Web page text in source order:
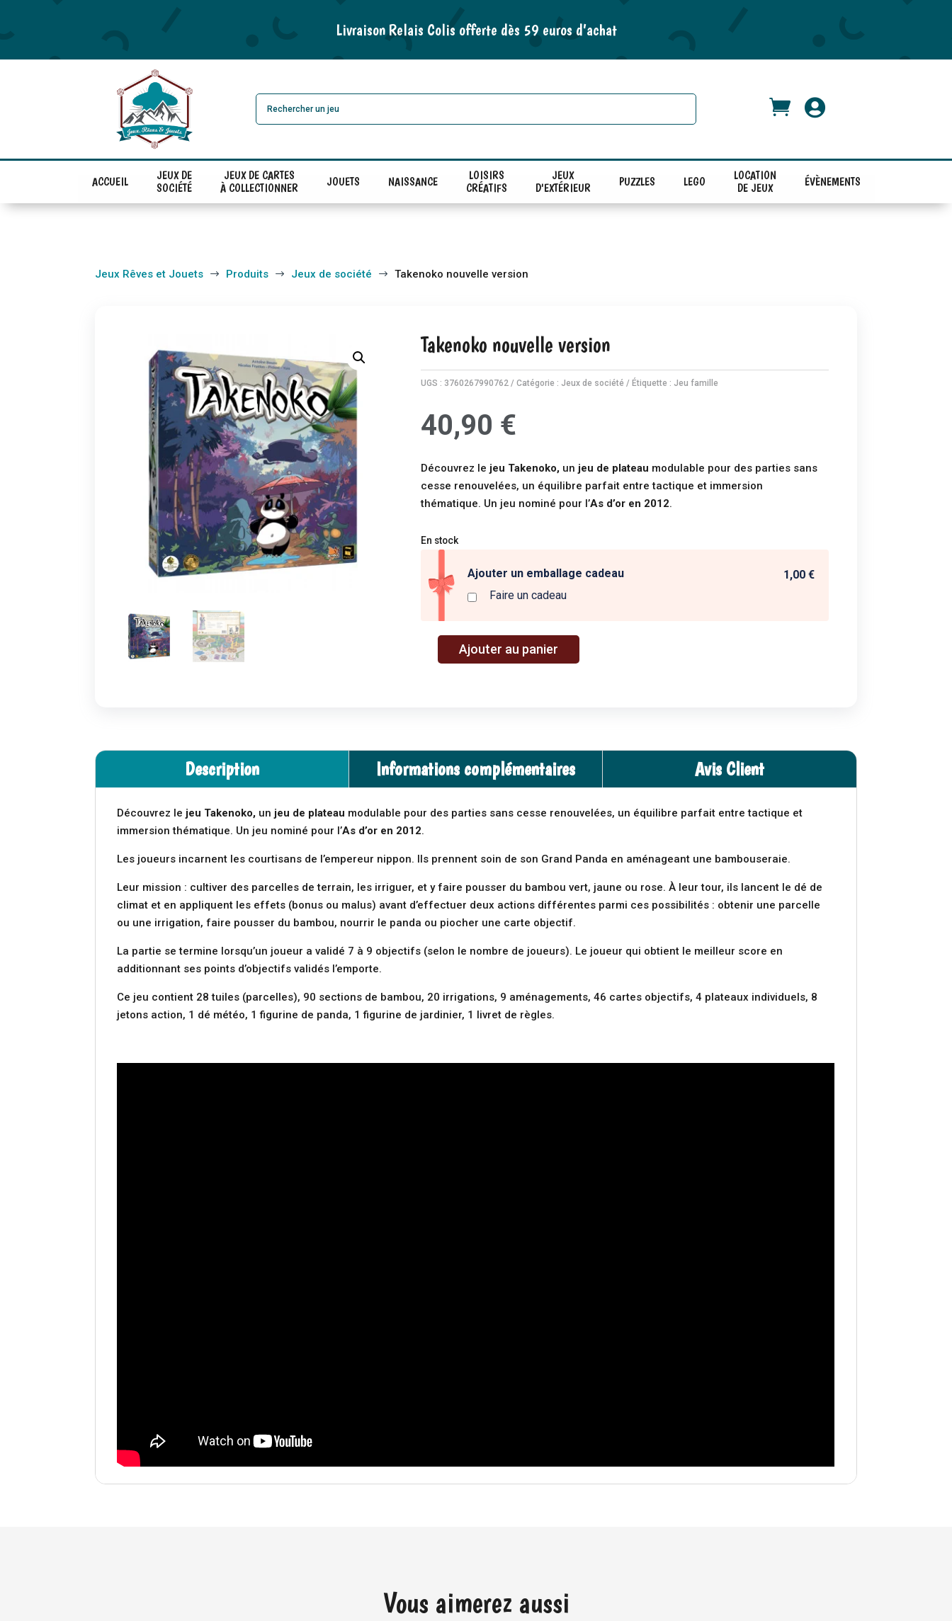
Livraison Relais Colis offerte dès 59 euros d’achat
 
ACCUEIL
JEUX DE
SOCIÉTÉ
JEUX DE CARTES
À COLLECTIONNER
JOUETS NAISSANCE
LOISIRS
CRÉATIFS
JEUX
D'EXTÉRIEUR
PUZZLES LEGO
LOCATION
DE JEUX
ÉVÈNEMENTS
Jeux Rêves et Jouets $ Produits $ Jeux de société $ Takenoko nouvelle version
Takenoko nouvelle version
UGS : 3760267990762 Catégorie : Jeux de société Étiquette : Jeu famille
40,90 €
Découvrez le jeu Takenoko, un jeu de plateau modulable pour des parties sans
cesse renouvelées, un équilibre parfait entre tactique et immersion
thématique. Un jeu nominé pour l’As d’or en 2012.
En stock
Ajouter un emballage cadeau
Faire un cadeau
1,00 €
quantité
Ajouter au panier
a
i
e
Description Informations complémentaires Avis Client
Découvrez le jeu Takenoko, un jeu de plateau modulable pour des parties sans cesse renouvelées, un équilibre parfait entre tactique et
immersion thématique. Un jeu nominé pour l’As d’or en 2012.
Les joueurs incarnent les courtisans de l’empereur nippon. Ils prennent soin de son Grand Panda en aménageant une bambouseraie.
Leur mission : cultiver des parcelles de terrain, les irriguer, et y faire pousser du bambou vert, jaune ou rose. À leur tour, ils lancent le dé de
climat et en appliquent les effets (bonus ou malus) avant d’effectuer deux actions différentes parmi ces possibilités : obtenir une parcelle
ou une irrigation, faire pousser du bambou, nourrir le panda ou piocher une carte objectif.
La partie se termine lorsqu’un joueur a validé 7 à 9 objectifs (selon le nombre de joueurs). Le joueur qui obtient le meilleur score en
additionnant ses points d’objectifs validés l’emporte.
Ce jeu contient 28 tuiles (parcelles), 90 sections de bambou, 20 irrigations, 9 aménagements, 46 cartes objectifs, 4 plateaux individuels, 8
jetons action, 1 dé météo, 1 figurine de panda, 1 figurine de jardinier, 1 livret de règles.
Vous aimerez aussi